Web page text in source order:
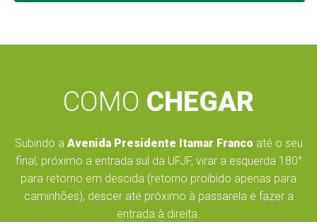
COMO CHEGAR
Subindo a Avenida Presidente Itamar Franco até o seu
final, próximo a entrada sul da UFJF, virar a esquerda 180°
para retorno em descida (retorno proibido apenas para
caminhões), descer até próximo à passarela e fazer a
entrada à direita.